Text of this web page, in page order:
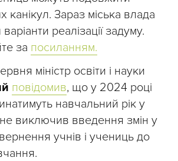
канікул. Зараз міська влада
реалізації задуму.
за посиланням.
міністр освіти і науки
повідомив, що у 2024 році
навчальний рік у
виключив введення змін у
учнів і учениць до